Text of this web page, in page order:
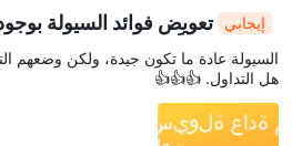
إيجابي تعويض فوائد السيولة
التداول متاحاً 🤷‍♂️💸
السيولة عادة ما تكون جيدة، ولكن وضعهم
هل التداول. 👍👍👍